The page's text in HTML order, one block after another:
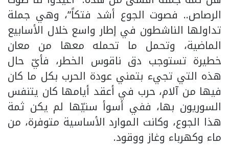
الرصاص.. فصوت الجوع أشد فتكاً”، وهي جملة
تداولها الناشطون في إطار واسع خلال الأسابيع
الماضية، وتحمل ما تحمله معها من معان
خطيرة تستوجب دق ناقوس الخطر، فأيّ حال
هذه التي تجيء بتمني عودة الحرب بكل ما كان
فيها من آلام، حرب في أعقد أيامها كان يتنفس
السوريون بها، ففي أسوأ سنيّها لم يكن ثمة
هذا الجوع، وكانت الموارد الأساسية متوفرة، من
ماء وكهرباء وغاز ووقود.